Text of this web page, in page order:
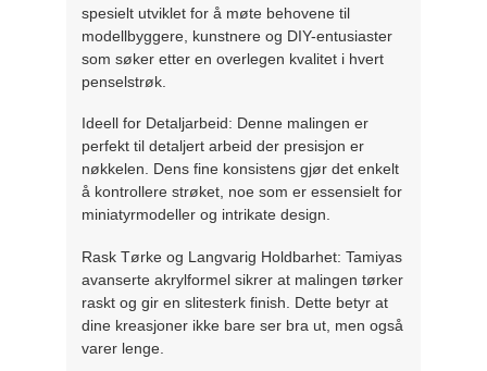
spesielt utviklet for å møte behovene til
modellbyggere, kunstnere og DIY-entusiaster
som søker etter en overlegen kvalitet i hvert
penselstrøk.
Ideell for Detaljarbeid: Denne malingen er
perfekt til detaljert arbeid der presisjon er
nøkkelen. Dens fine konsistens gjør det enkelt
å kontrollere strøket, noe som er essensielt for
miniatyrmodeller og intrikate design.
Rask Tørke og Langvarig Holdbarhet: Tamiyas
avanserte akrylformel sikrer at malingen tørker
raskt og gir en slitesterk finish. Dette betyr at
dine kreasjoner ikke bare ser bra ut, men også
varer lenge.